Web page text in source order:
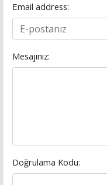
Email address:
Mesajınız:
Doğrulama Kodu: